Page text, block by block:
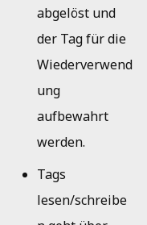
abgelöst und
der Tag für die
Wiederverwend
ung
aufbewahrt
werden.
Tags
lesen/schreibe